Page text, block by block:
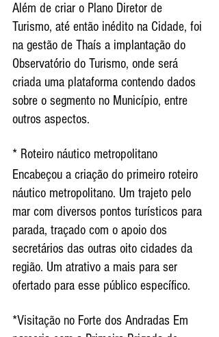
Além de criar o Plano Diretor de
Turismo, até então inédito na Cidade, foi
na gestão de Thaís a implantação do
Observatório do Turismo, onde será
criada uma plataforma contendo dados
sobre o segmento no Município, entre
outros aspectos.
* Roteiro náutico metropolitano
Encabeçou a criação do primeiro roteiro
náutico metropolitano. Um trajeto pelo
mar com diversos pontos turísticos para
parada, traçado com o apoio dos
secretários das outras oito cidades da
região. Um atrativo a mais para ser
ofertado para esse público específico.
*Visitação no Forte dos Andradas Em